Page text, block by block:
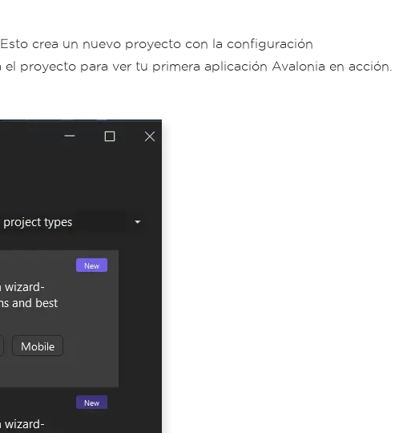
crea un nuevo proyecto con la configuración
proyecto para ver tu primera aplicación Avalonia en acción.